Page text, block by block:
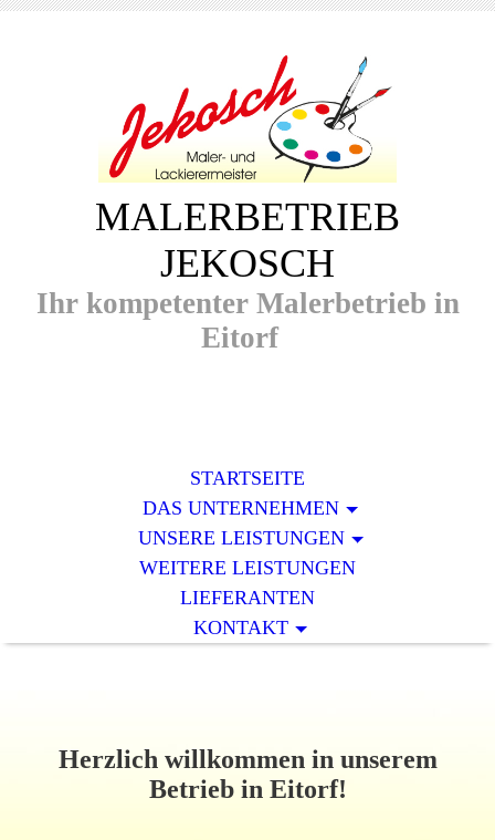
MALERBETRIEB
JEKOSCH
Ihr kompetenter Malerbetrieb in
Eitorf
STARTSEITE
DAS UNTERNEHMEN
UNSERE LEISTUNGEN
WEITERE LEISTUNGEN
LIEFERANTEN
KONTAKT
Herzlich willkommen in unserem
Betrieb in Eitorf!